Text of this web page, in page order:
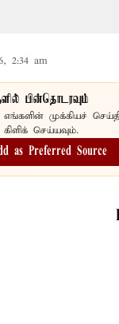
2:34 am
பின்தொடரவும்
எங்களின் முக்கியச்
செய்யவும்.
as Preferred Source